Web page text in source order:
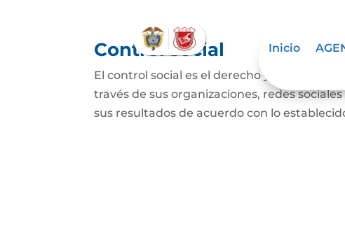
Inicio
Control social
El control social es el derecho y el deber
través de sus organizaciones, redes
sus resultados de acuerdo con lo